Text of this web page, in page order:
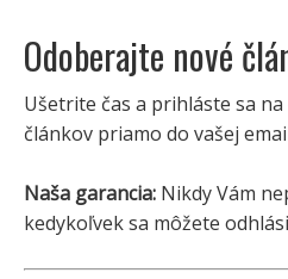
Odoberajte nové
Ušetrite čas a prihláste sa
článkov priamo do vašej
Naša garancia: Nikdy Vám
kedykoľvek sa môžete